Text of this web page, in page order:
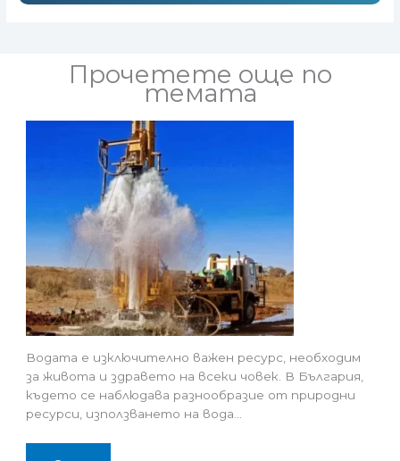
Прочетете още по
темата
Водата е изключително важен ресурс, необходим
за живота и здравето на всеки човек. В България,
където се наблюдава разнообразие от природни
ресурси, използването на вода…